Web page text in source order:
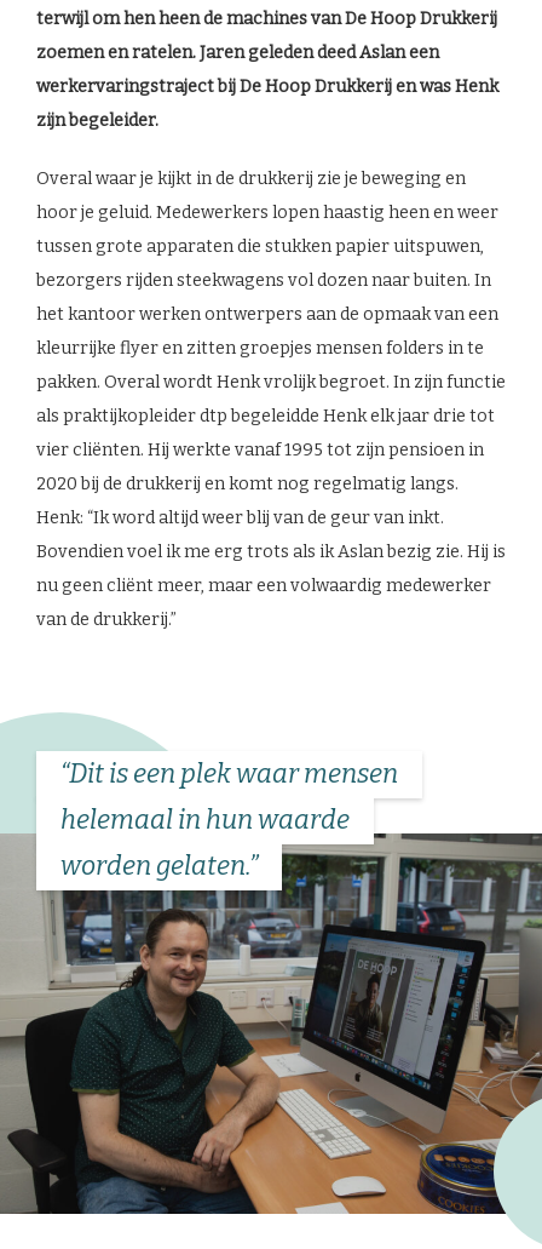
terwijl om hen heen de machines van De Hoop Drukkerij
zoemen en ratelen. Jaren geleden deed Aslan een
werkervaringstraject bij De Hoop Drukkerij en was Henk
zijn begeleider.
Overal waar je kijkt in de drukkerij zie je beweging en
hoor je geluid. Medewerkers lopen haastig heen en weer
tussen grote apparaten die stukken papier uitspuwen,
bezorgers rijden steekwagens vol dozen naar buiten. In
het kantoor werken ontwerpers aan de opmaak van een
kleurrijke flyer en zitten groepjes mensen folders in te
pakken. Overal wordt Henk vrolijk begroet. In zijn functie
als praktijkopleider dtp begeleidde Henk elk jaar drie tot
vier cliënten. Hij werkte vanaf 1995 tot zijn pensioen in
2020 bij de drukkerij en komt nog regelmatig langs.
Henk: “Ik word altijd weer blij van de geur van inkt.
Bovendien voel ik me erg trots als ik Aslan bezig zie. Hij is
nu geen cliënt meer, maar een volwaardig medewerker
van de drukkerij.”
“Dit is een plek waar mensen
helemaal in hun waarde
worden gelaten.”